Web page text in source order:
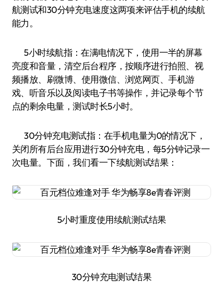
航测试和30分钟充电速度这两项来评估手机的续航
能力。
5小时续航指：在满电情况下，使用一半的屏幕
亮度和音量，清空后台程序，按顺序进行拍照、视
频播放、刷微博、使用微信、浏览网页、手机游
戏、听音乐以及阅读电子书等操作，并记录每个节
点的剩余电量，测试时长5小时。
30分钟充电测试指：在手机电量为0的情况下，
关闭所有后台应用进行30分钟充电，每5分钟记录一
次电量。下面，我们看一下续航测试结果：
5小时重度使用续航测试结果
30分钟充电测试结果